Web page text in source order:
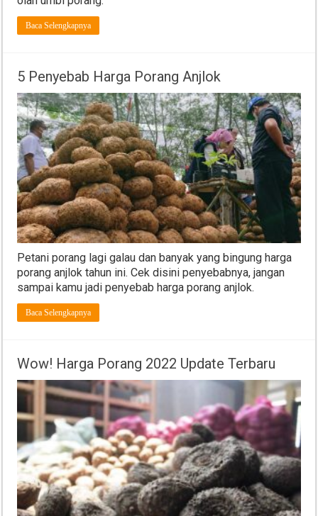
Baca Selengkapnya
5 Penyebab Harga Porang Anjlok
Petani porang lagi galau dan banyak yang bingung harga
porang anjlok tahun ini. Cek disini penyebabnya, jangan
sampai kamu jadi penyebab harga porang anjlok.
Baca Selengkapnya
Wow! Harga Porang 2022 Update Terbaru